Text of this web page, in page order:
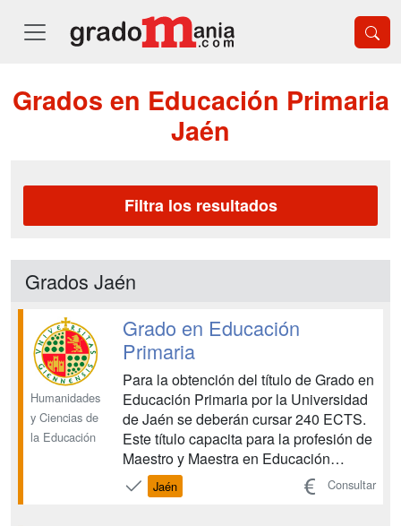
Grados en Educación Primaria
Jaén
Filtra los resultados
Grados Jaén
Humanidades
y Ciencias de
la Educación
Grado en Educación
Primaria
Para la obtención del título de Grado en
Educación Primaria por la Universidad
de Jaén se deberán cursar 240 ECTS.
Este título capacita para la profesión de
Maestro y Maestra en Educación
Primaria, de acuerdo con las directrices
oficiales. El objetivo principal del título
Jaén Consultar